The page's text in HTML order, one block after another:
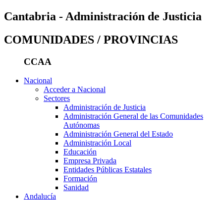
Cantabria - Administración de Justicia
COMUNIDADES / PROVINCIAS
CCAA
Nacional
Acceder a Nacional
Sectores
Administración de Justicia
Administración General de las Comunidades
Autónomas
Administración General del Estado
Administración Local
Educación
Empresa Privada
Entidades Públicas Estatales
Formación
Sanidad
Andalucía